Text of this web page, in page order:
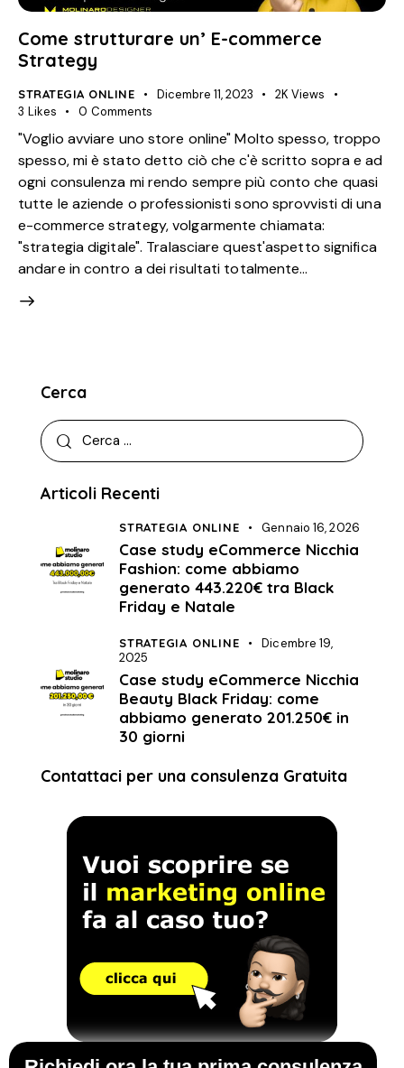
Come strutturare un’ E-commerce
Strategy
STRATEGIA ONLINE Dicembre 11, 2023 2K Views
3 Likes 0 Comments
"Voglio avviare uno store online" Molto spesso, troppo
spesso, mi è stato detto ciò che c'è scritto sopra e ad
ogni consulenza mi rendo sempre più conto che quasi
tutte le aziende o professionisti sono sprovvisti di una
e-commerce strategy, volgarmente chiamata:
"strategia digitale". Tralasciare quest'aspetto significa
andare in contro a dei risultati totalmente…
Cerca
Articoli Recenti
STRATEGIA ONLINE Gennaio 16, 2026
Case study eCommerce Nicchia
Fashion: come abbiamo
generato 443.220€ tra Black
Friday e Natale
STRATEGIA ONLINE
Dicembre 19,
2025
Case study eCommerce Nicchia
Beauty Black Friday: come
abbiamo generato 201.250€ in
30 giorni
Contattaci per una consulenza Gratuita